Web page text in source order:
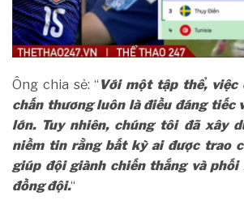
Ông chia sẻ: “ Với một tập thể, việc
chấn thương luôn là điều đáng tiếc
lớn. Tuy nhiên, chúng tôi đã xây
niềm tin rằng bất kỳ ai được trao
giúp đội giành chiến thắng và phối
đồng đội.“